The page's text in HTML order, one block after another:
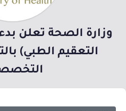
وزارة الصحة تعلن
التعقيم الطبي)